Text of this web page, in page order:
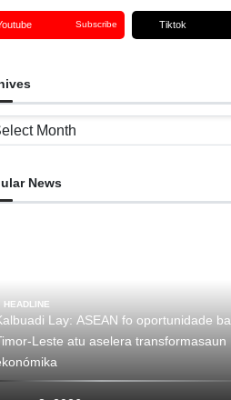
Subscribe Tiktok
News
HEADLINE
Lay: ASEAN fo oportunidade ba
Leste atu aselera transformasaun